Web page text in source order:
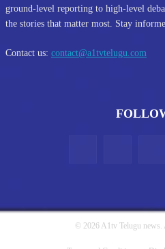
ground-level reporting to high-level
the stories that matter most. Stay
Contact us: contact@a1tvtelugu.com
© 2026 A1tv Telugu news.